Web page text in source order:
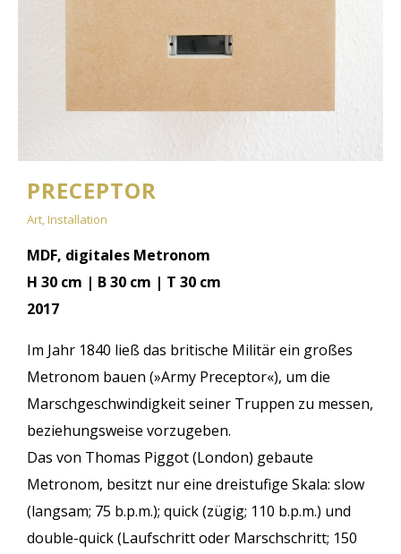
PRECEPTOR
Art, Installation
MDF, digitales Metronom
H 30 cm | B 30 cm | T 30 cm
2017
Im Jahr 1840 ließ das britische Militär ein großes
Metronom bauen (»Army Preceptor«), um die
Marschgeschwindigkeit seiner Truppen zu messen,
beziehungsweise vorzugeben.
Das von Thomas Piggot (London) gebaute
Metronom, besitzt nur eine dreistufige Skala: slow
(langsam; 75 b.p.m.); quick (zügig; 110 b.p.m.) und
double-quick (Laufschritt oder Marschschritt; 150